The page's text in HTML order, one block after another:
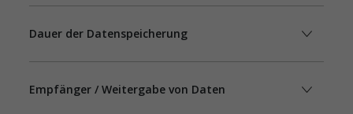
Dauer der Datenspeicherung
Empfänger / Weitergabe von Daten